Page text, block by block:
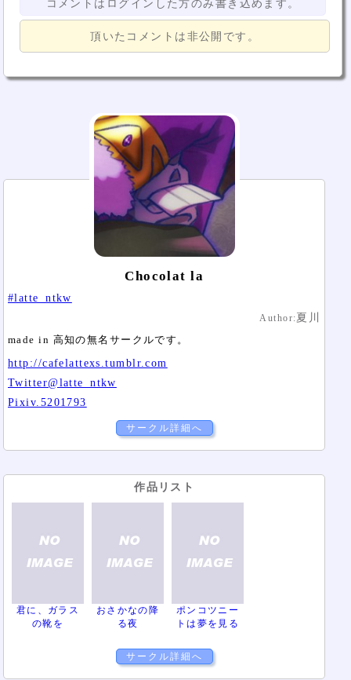
コメントはログインした方のみ書き込めます。
頂いたコメントは非公開です。
Chocolat la
#latte_ntkw
Author:夏川
made in 高知の無名サークルです。
http://cafelattexs.tumblr.com
Twitter@latte_ntkw
Pixiv.5201793
サークル詳細へ
作品リスト
君に、ガラス
の靴を
おさかなの降
る夜
ポンコツニー
トは夢を見る
サークル詳細へ